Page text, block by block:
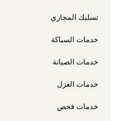
تسليك المجاري
خدمات السباكة
خدمات الصيانة
خدمات العزل
خدمات فحص